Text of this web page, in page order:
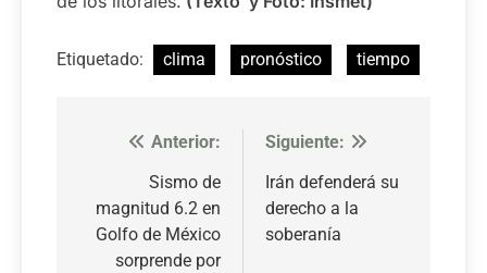
Etiquetado: clima pronóstico tiempo
Navegación
entradas
Anterior:
Sismo de
magnitud 6.2 en
Golfo de México
sorprende por
Siguiente:
Irán defenderá su
derecho a la
soberanía